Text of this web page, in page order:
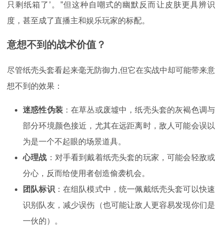
只剩纸箱了’。”但这种自嘲式的幽默反而让皮肤更具辨识
度，甚至成了直播主和娱乐玩家的标配。
意想不到的战术价值？
尽管纸壳头套看起来毫无防御力,但它在实战中却可能带来意
想不到的效果：
迷惑性伪装：在草丛或废墟中，纸壳头套的灰褐色调与
部分环境颜色接近，尤其在远距离时，敌人可能会误以
为是一个不起眼的场景道具。
心理战 ：对手看到戴着纸壳头套的玩家，可能会轻敌或
分心，反而给使用者创造偷袭机会。
团队标识 ：在组队模式中，统一佩戴纸壳头套可以快速
识别队友，减少误伤（也可能让敌人更容易发现你们是
一伙的）。